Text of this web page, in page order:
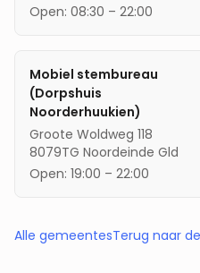
Open: 08:30 – 22:00
Mobiel stembureau
(Dorpshuis
Noorderhuukien)
Groote Woldweg 118
8079TG Noordeinde Gld
Open: 19:00 – 22:00
Alle gemeentesTerug naar